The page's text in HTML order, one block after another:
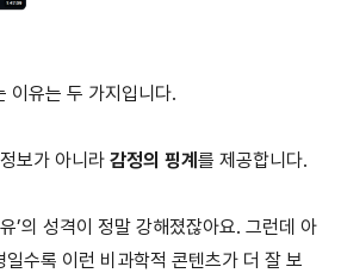
이유는 두 가지입니다.
보가 아니라 감정의 핑계 를 제공합니다.
’의 성격이 정말 강해졌잖아요. 그런데 아
수록 이런 비과학적 콘텐츠가 더 잘 보